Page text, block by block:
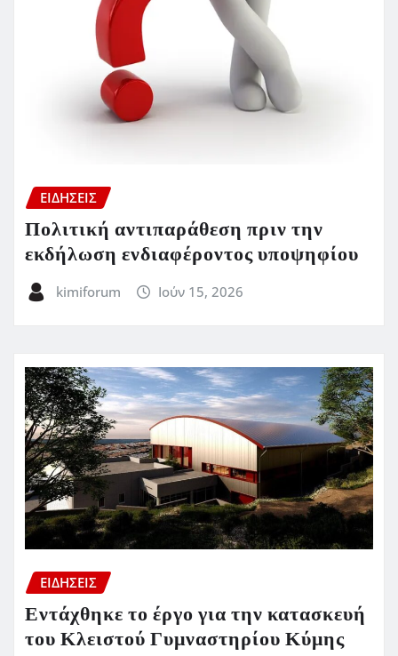
ΕΙΔΗΣΕΙΣ
Πολιτική αντιπαράθεση πριν την
εκδήλωση ενδιαφέροντος υποψηφίου
kimiforum Ιούν 15, 2026
ΕΙΔΗΣΕΙΣ
Εντάχθηκε το έργο για την κατασκευή
του Κλειστού Γυμναστηρίου Κύμης